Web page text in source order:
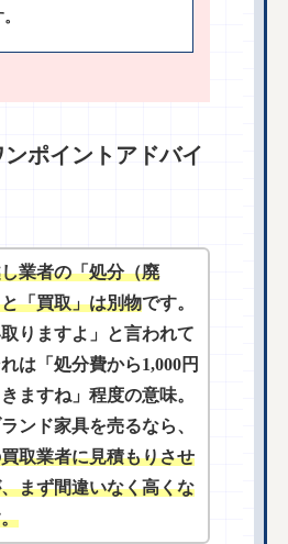
ンポイントアドバイ
業者の「処分（廃
「買取」は別物です。
取りますよ」と言われて
は「処分費から1,000円
ますね」程度の意味。
ンド家具を売るなら、
取業者に見積もりさせ
まず間違いなく高くな